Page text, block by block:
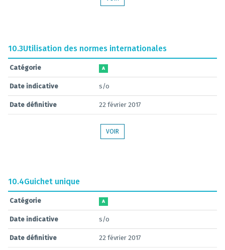
10.3Utilisation des normes internationales
Catégorie A
Date indicative s/o
Date définitive 22 février 2017
VOIR
10.4Guichet unique
Catégorie A
Date indicative s/o
Date définitive 22 février 2017